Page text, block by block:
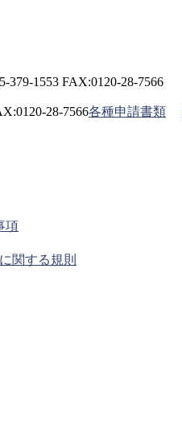
1553 FAX:0120-28-7566
28-7566各種申請書類
項
関する規則